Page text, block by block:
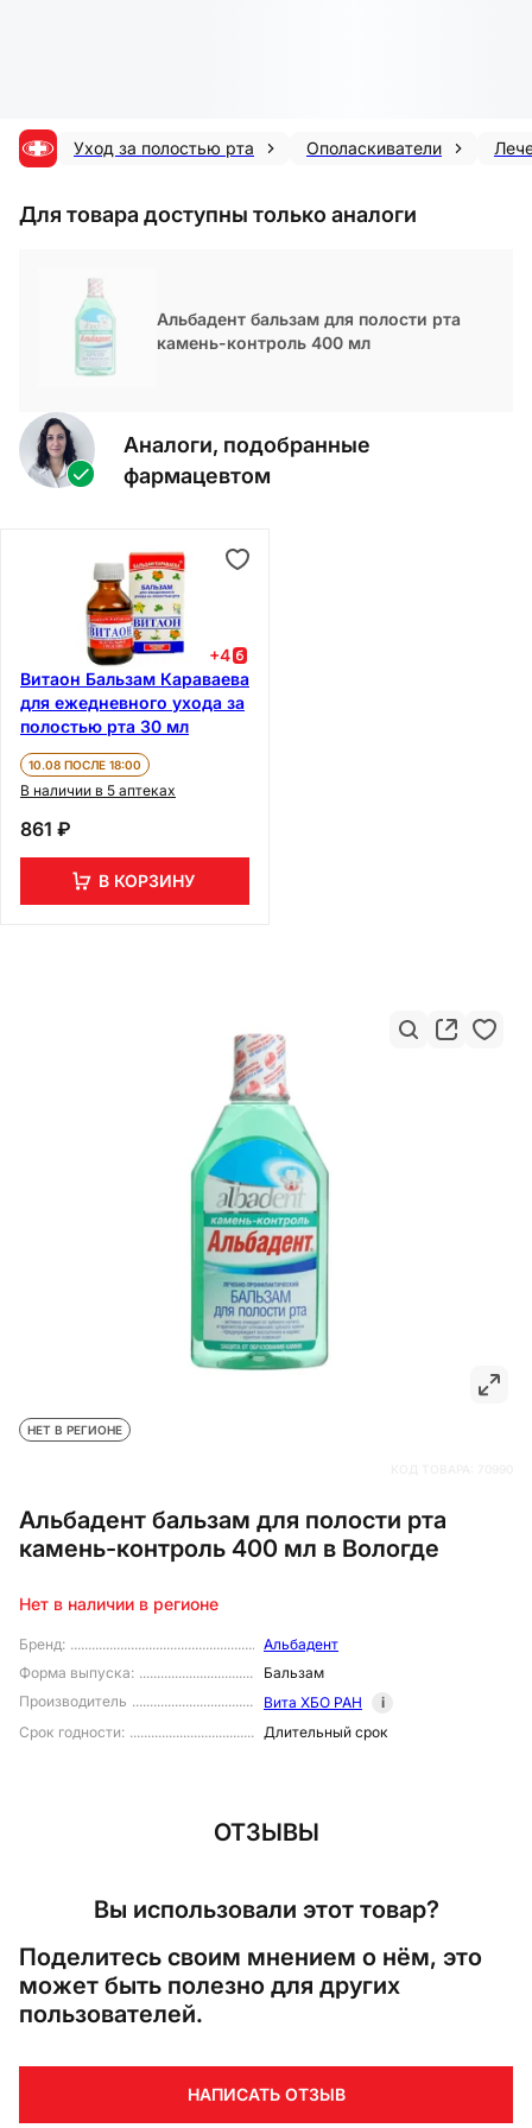
Уход за полостью рта Ополаскиватели
Для товара доступны только аналоги
Альбадент бальзам для полости рта
камень-контроль 400 мл
Аналоги, подобранные
фармацевтом
+4
Витаон Бальзам Караваева
для ежедневного ухода за
полостью рта 30 мл
10.08 ПОСЛЕ 18:00
В наличии в 5 аптеках
861 ₽
В КОРЗИНУ
Альбадент бальзам для полости рта
камень-контроль 400 мл в Вологде
НЕТ В РЕГИОНЕ
Бренд:
Альбадент
Форма выпуска:
Бальзам
Производитель
Вита ХБО РАН
i
Срок годности: Длительный срок
Нет в наличии в регионе
ОТЗЫВЫ
Вы использовали этот товар?
Поделитесь своим мнением о нём, это
может быть полезно для других
пользователей.
НАПИСАТЬ ОТЗЫВ